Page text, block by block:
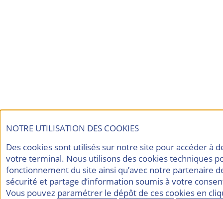
NOTRE UTILISATION DES COOKIES
Des cookies sont utilisés sur notre site pour accéder à
votre terminal. Nous utilisons des cookies techniques
fonctionnement du site ainsi qu’avec notre partenaire
sécurité et partage d’information soumis à votre
Vous pouvez paramétrer le dépôt de ces cookies en